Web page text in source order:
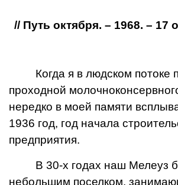
// Путь октября. – 1968. – 17
Когда я в людском потоке
проходной
нередко в моей памяти
1936 год, год начала
предприятия.
В 30-х годах наш Мелеуз
небольшим поселком,